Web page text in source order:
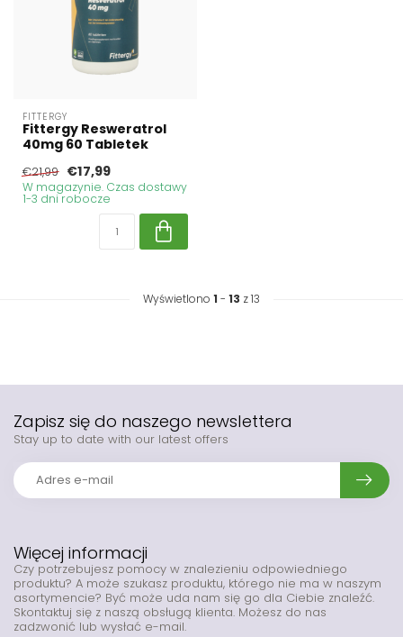
FITTERGY
Fittergy Resweratrol
40mg 60 Tabletek
€21,99 €17,99
W magazynie. Czas dostawy
1-3 dni robocze
Wyświetlono 1 - 13 z 13
Więcej informacji
Czy potrzebujesz pomocy w znalezieniu odpowiedniego
produktu? A może szukasz produktu, którego nie ma w naszym
asortymencie? Być może uda nam się go dla Ciebie znaleźć.
Skontaktuj się z naszą obsługą klienta. Możesz do nas
zadzwonić lub wysłać e-mail.
Zapisz się do naszego newslettera
Stay up to date with our latest offers